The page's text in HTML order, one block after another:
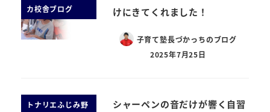
カ校舎ブログ
けにきてくれました！
子育て塾長づかっちのブログ
2025年7月25日
トナリエふじみ野
シャーペンの音だけが響く自習